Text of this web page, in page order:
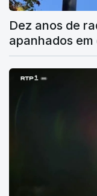
Dez anos de
apanhados